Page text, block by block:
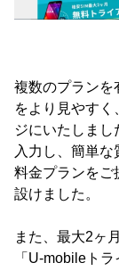
複数のプランを
をより見やす
ジにいたしま
入力し、簡単
料金プランをご
設けました。
また、最大2ヶ
「U-mobileト